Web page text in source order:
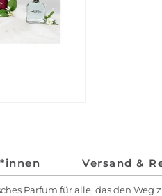
Versand &
Parfum für alle, das den